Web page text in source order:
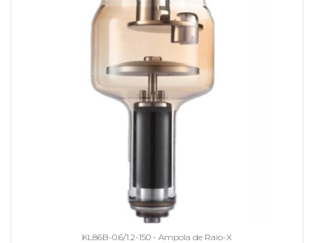
KL86B-0.6/1.2-150 - Ampola de Raio-X